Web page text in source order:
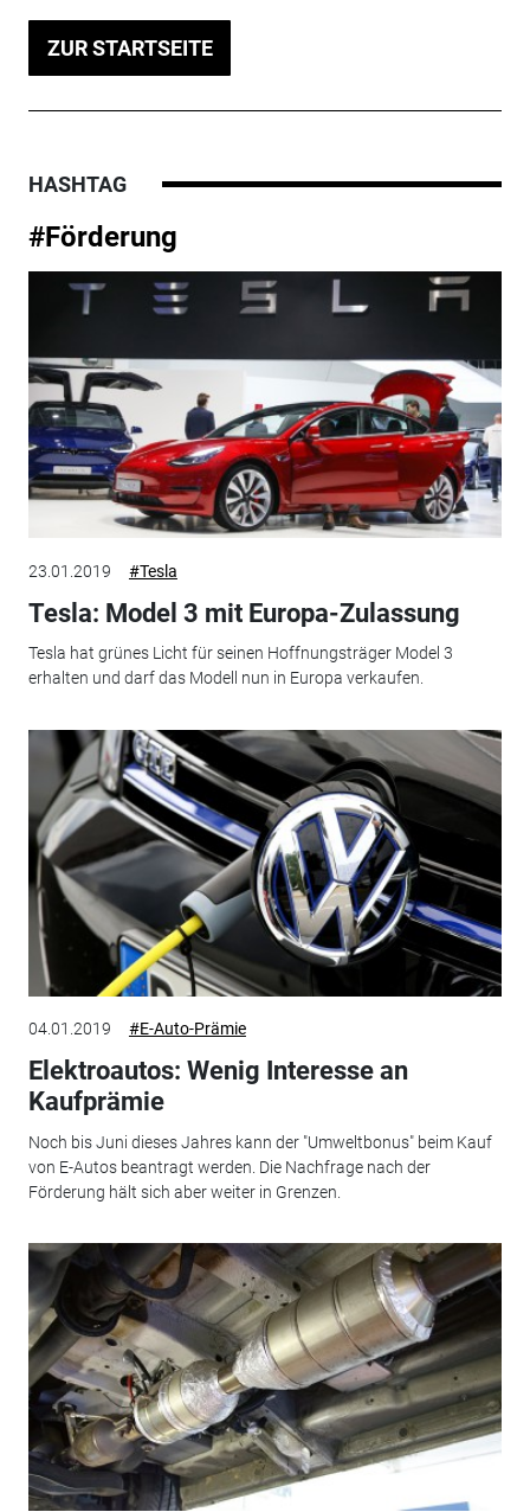
ZUR STARTSEITE
HASHTAG
#Förderung
23.01.2019 #Tesla
Tesla: Model 3 mit Europa-Zulassung
Tesla hat grünes Licht für seinen Hoffnungsträger Model 3
erhalten und darf das Modell nun in Europa verkaufen.
04.01.2019 #E-Auto-Prämie
Elektroautos: Wenig Interesse an
Kaufprämie
Noch bis Juni dieses Jahres kann der "Umweltbonus" beim Kauf
von E-Autos beantragt werden. Die Nachfrage nach der
Förderung hält sich aber weiter in Grenzen.